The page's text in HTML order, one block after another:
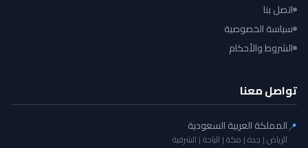
اتصل بنا
سياسة الخصوصية
الشروط والأحكام
تواصل معنا
📍المملكة العربية السعودية
الرياض | جدة | مكة | الباحة | الشرقية